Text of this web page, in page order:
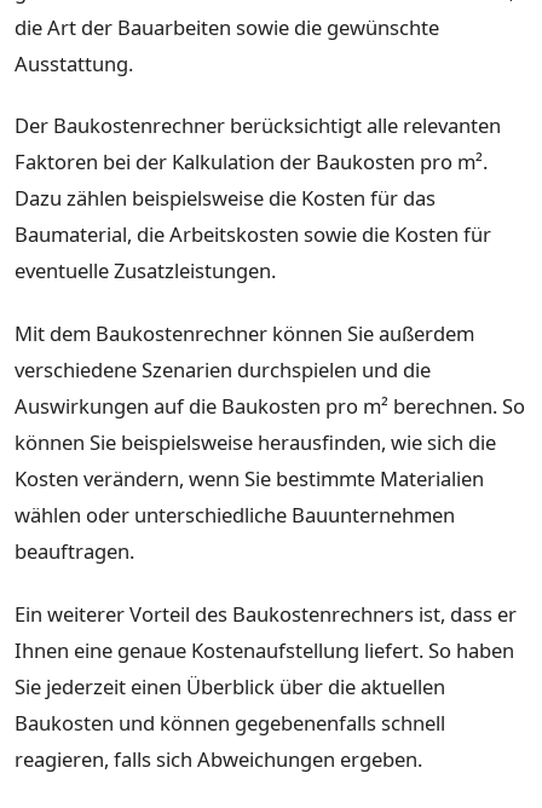
die Art der Bauarbeiten sowie die gewünschte
Ausstattung.
Der Baukostenrechner berücksichtigt alle relevanten
Faktoren bei der Kalkulation der Baukosten pro m².
Dazu zählen beispielsweise die Kosten für das
Baumaterial, die Arbeitskosten sowie die Kosten für
eventuelle Zusatzleistungen.
Mit dem Baukostenrechner können Sie außerdem
verschiedene Szenarien durchspielen und die
Auswirkungen auf die Baukosten pro m² berechnen. So
können Sie beispielsweise herausfinden, wie sich die
Kosten verändern, wenn Sie bestimmte Materialien
wählen oder unterschiedliche Bauunternehmen
beauftragen.
Ein weiterer Vorteil des Baukostenrechners ist, dass er
Ihnen eine genaue Kostenaufstellung liefert. So haben
Sie jederzeit einen Überblick über die aktuellen
Baukosten und können gegebenenfalls schnell
reagieren, falls sich Abweichungen ergeben.